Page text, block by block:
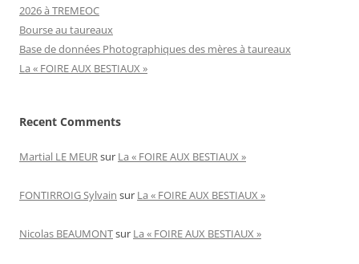
2026 à TREMEOC
Bourse au taureaux
Base de données Photographiques des mères à taureaux
La « FOIRE AUX BESTIAUX »
Recent Comments
Martial LE MEURsur La « FOIRE AUX BESTIAUX »
FONTIRROIG Sylvain sur La « FOIRE AUX BESTIAUX »
Nicolas BEAUMONTsur La « FOIRE AUX BESTIAUX »